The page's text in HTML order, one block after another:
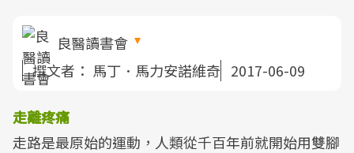
良醫讀書會
撰文者： 馬丁．馬力安諾維奇 2017-06-09
走離疼痛
走路是最原始的運動，人類從千百年前就開始用雙腳